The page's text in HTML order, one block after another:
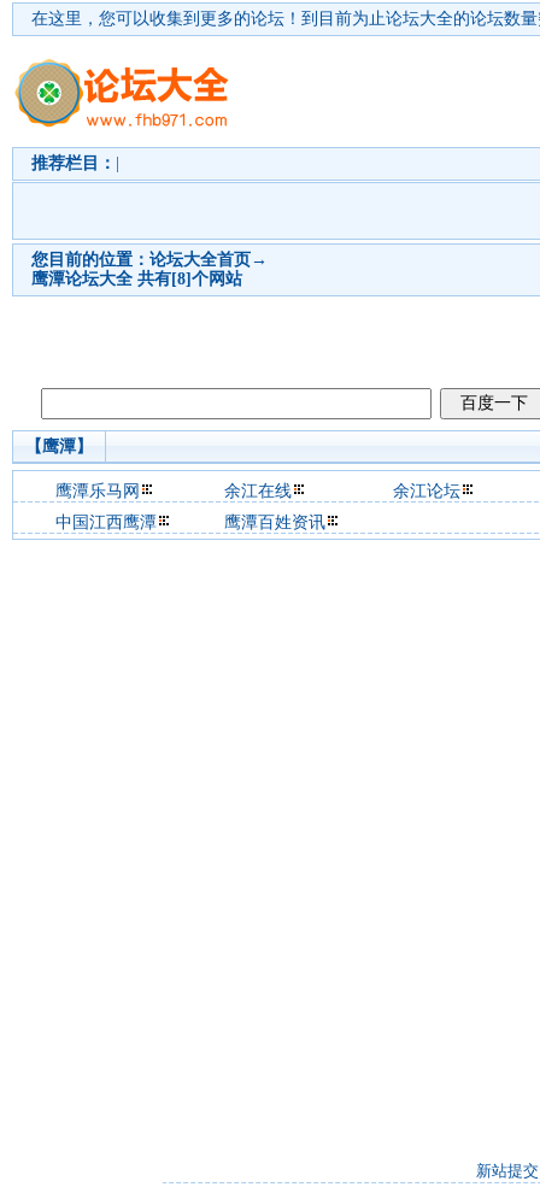
在这里，您可以收集到更多的论坛！ 到目前为止论坛大全的论坛数
推荐栏目：
您目前的位置： 论坛大全首页→
鹰潭论坛大全 共有[8]个网站
【鹰潭】
鹰潭乐马网 余江在线
余江论坛
中国江西鹰潭
鹰潭百姓资讯
新站提交